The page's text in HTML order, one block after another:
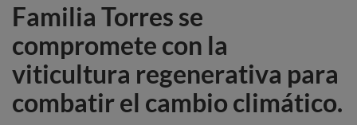
Familia Torres se
compromete con la
viticultura regenerativa para
combatir el cambio climático.